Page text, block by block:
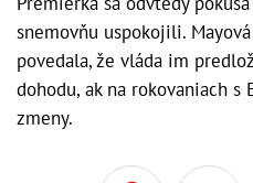
snemovňu uspokojili.
povedala, že vláda im
dohodu, ak na rokovaniach s
zmeny.